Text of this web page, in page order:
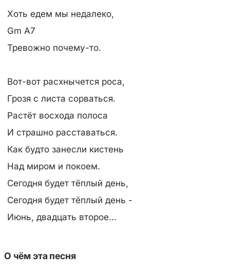
Хоть едем мы недалеко,
Gm A7
Тревожно почему-то.
Вот-вот расхнычется роса,
Грозя с листа сорваться.
Растёт восхода полоса
И страшно расставаться.
Как будто занесли кистень
Hад миром и покоем.
Сегодня будет тёплый день,
Сегодня будет тёплый день -
Июнь, двадцать второе...
О чём эта песня